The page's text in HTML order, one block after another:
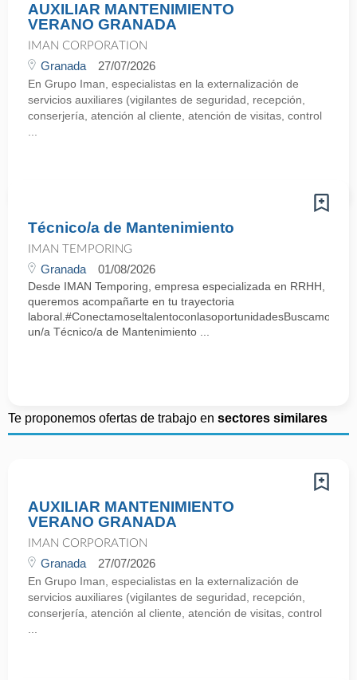
AUXILIAR MANTENIMIENTO
VERANO GRANADA
IMAN CORPORATION
Granada 27/07/2026
En Grupo Iman, especialistas en la externalización de
servicios auxiliares (vigilantes de seguridad, recepción,
conserjería, atención al cliente, atención de visitas, control
Técnico/a de Mantenimiento
IMAN TEMPORING
Granada 01/08/2026
Desde IMAN Temporing, empresa especializada en RRHH,
queremos acompañarte en tu trayectoria
laboral.#ConectamoseltalentoconlasoportunidadesBuscamos
un/a Técnico/a de Mantenimiento ...
Te proponemos ofertas de trabajo en sectores similares
AUXILIAR MANTENIMIENTO
VERANO GRANADA
IMAN CORPORATION
Granada 27/07/2026
En Grupo Iman, especialistas en la externalización de
servicios auxiliares (vigilantes de seguridad, recepción,
conserjería, atención al cliente, atención de visitas, control